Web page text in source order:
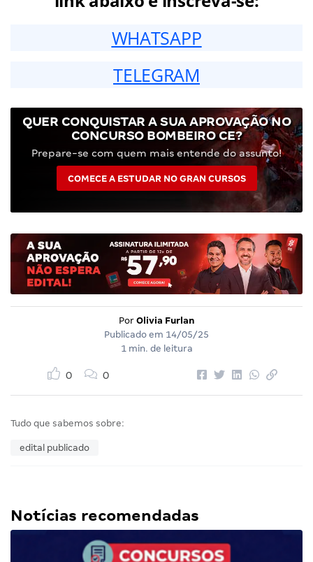
WHATSAPP
TELEGRAM
QUER CONQUISTAR A SUA APROVAÇÃO NO
CONCURSO BOMBEIRO CE?
Prepare-se com quem mais entende do assunto!
COMECE A ESTUDAR NO GRAN CURSOS
Por Olivia Furlan
Publicado em 14/05/25
1 min. de leitura
0 0
Tudo que sabemos sobre:
edital publicado
Notícias recomendadas